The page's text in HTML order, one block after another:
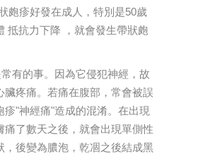
皰疹好發在成人，特別是50歲
抵抗力下降 ，就會發生帶狀皰
有的事。因為它侵犯神經，故
疼痛。若痛在腹部，常會被誤
"神經痛"造成的混淆。在出現
了數天之後，就會出現單側性
後變為膿泡，乾凅之後結成黑